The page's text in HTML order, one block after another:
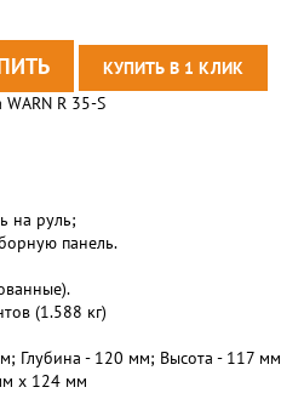
R 35-S
на руль;
панель.
(1.588 кг)
Глубина - 120 мм; Высота - 117 мм
х 124 мм